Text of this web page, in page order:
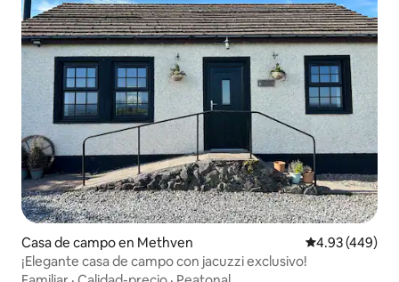
Casa de campo en Methven Calificación
4.93 (449)
¡Elegante casa de campo con jacuzzi exclusivo!